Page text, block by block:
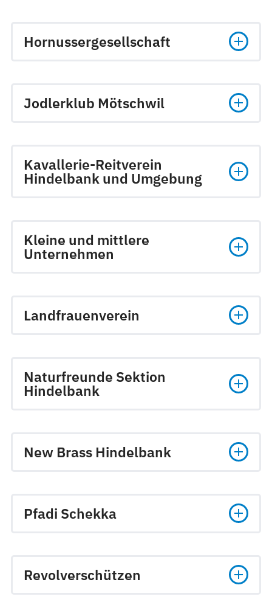
Hornussergesellschaft
Jodlerklub Mötschwil
Kavallerie-Reitverein
Hindelbank und Umgebung
Kleine und mittlere
Unternehmen
Landfrauenverein
Naturfreunde Sektion
Hindelbank
New Brass Hindelbank
Pfadi Schekka
Revolverschützen